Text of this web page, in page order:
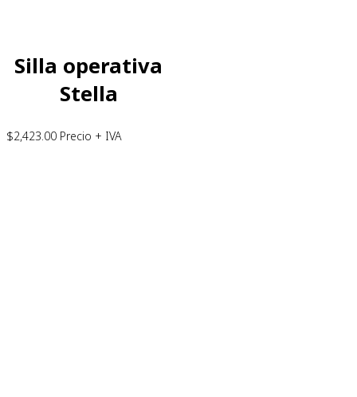
Silla operativa
Stella
$2,423.00 Precio + IVA